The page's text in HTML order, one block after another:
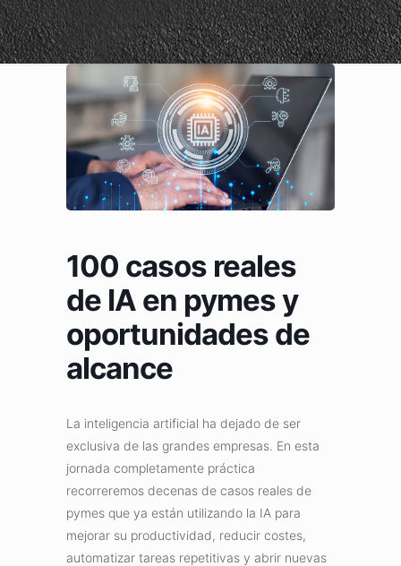
100 casos reales
de IA en pymes y
oportunidades de
alcance
La inteligencia artificial ha dejado de ser
exclusiva de las grandes empresas. En esta
jornada completamente práctica
recorreremos decenas de casos reales de
pymes que ya están utilizando la IA para
mejorar su productividad, reducir costes,
automatizar tareas repetitivas y abrir nuevas